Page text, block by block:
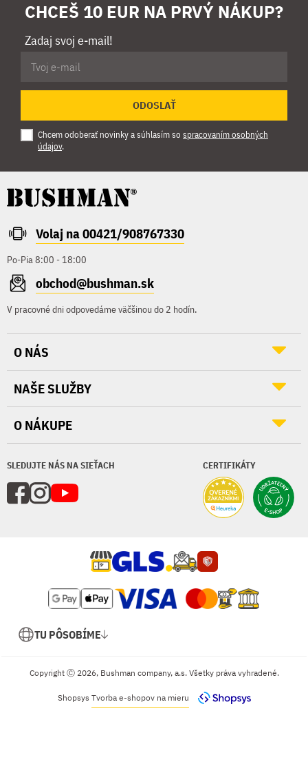
CHCEŠ 10 EUR NA PRVÝ NÁKUP?
Zadaj svoj e-mail!
ODOSLAŤ
Chcem odoberať novinky a súhlasím so spracovaním osobných
údajov.
Volaj na 00421/908767330
Po-Pia 8:00 - 18:00
obchod@bushman.sk
V pracovné dni odpovedáme väčšinou do 2 hodín.
SLEDUJTE NÁS NA SIEŤACH CERTIFIKÁTY
O NÁS
NAŠE SLUŽBY
O NÁKUPE
TU PÔSOBÍME
Copyright Ⓒ 2026, Bushman company, a.s. Všetky práva vyhradené.
Shopsys Tvorba e-shopov na mieru